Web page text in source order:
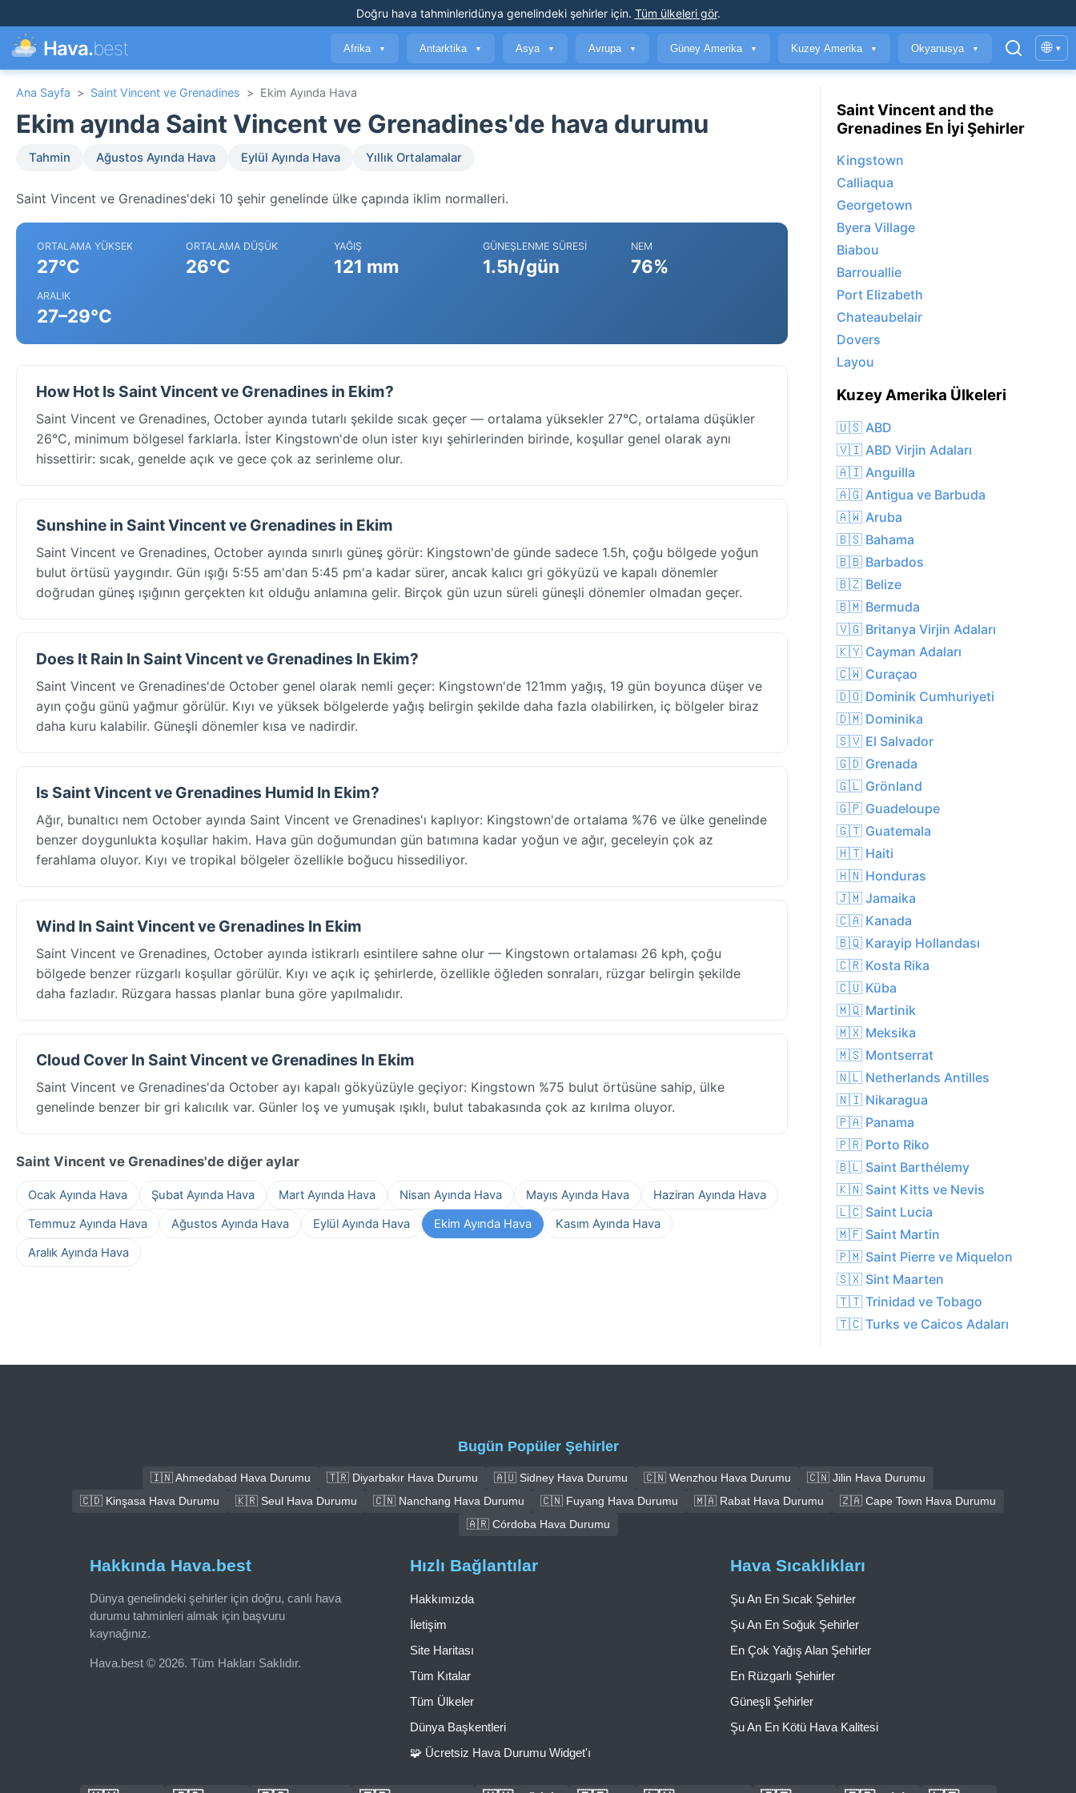
Doğru hava tahminleridünya genelindeki şehirler için. Tüm ülkeleri gör.
Hava.best Afrika ▼ Antarktika ▼ Asya ▼ Avrupa ▼ Güney Amerika ▼ Kuzey Amerika ▼ Okyanusya ▼ 🌐 ▾
Ana Sayfa > Saint Vincent ve Grenadines > Ekim Ayında Hava
Ekim ayında Saint Vincent ve Grenadines'de hava durumu
Tahmin Ağustos Ayında Hava Eylül Ayında Hava Yıllık Ortalamalar
Saint Vincent ve Grenadines'deki 10 şehir genelinde ülke çapında iklim normalleri.
ORTALAMA YÜKSEK
27°C
ORTALAMA DÜŞÜK
26°C
YAĞIŞ
121 mm
GÜNEŞLENME SÜRESI
1.5h/gün
NEM
76%
ARALIK
27–29°C
How Hot Is Saint Vincent ve Grenadines in Ekim?
Saint Vincent ve Grenadines, October ayında tutarlı şekilde sıcak geçer — ortalama yüksekler 27°C, ortalama düşükler
26°C, minimum bölgesel farklarla. İster Kingstown'de olun ister kıyı şehirlerinden birinde, koşullar genel olarak aynı
hissettirir: sıcak, genelde açık ve gece çok az serinleme olur.
Sunshine in Saint Vincent ve Grenadines in Ekim
Saint Vincent ve Grenadines, October ayında sınırlı güneş görür: Kingstown'de günde sadece 1.5h, çoğu bölgede yoğun
bulut örtüsü yaygındır. Gün ışığı 5:55 am'dan 5:45 pm'a kadar sürer, ancak kalıcı gri gökyüzü ve kapalı dönemler
doğrudan güneş ışığının gerçekten kıt olduğu anlamına gelir. Birçok gün uzun süreli güneşli dönemler olmadan geçer.
Does It Rain In Saint Vincent ve Grenadines In Ekim?
Saint Vincent ve Grenadines'de October genel olarak nemli geçer: Kingstown'de 121mm yağış, 19 gün boyunca düşer ve
ayın çoğu günü yağmur görülür. Kıyı ve yüksek bölgelerde yağış belirgin şekilde daha fazla olabilirken, iç bölgeler biraz
daha kuru kalabilir. Güneşli dönemler kısa ve nadirdir.
Is Saint Vincent ve Grenadines Humid In Ekim?
Ağır, bunaltıcı nem October ayında Saint Vincent ve Grenadines'ı kaplıyor: Kingstown'de ortalama %76 ve ülke genelinde
benzer doygunlukta koşullar hakim. Hava gün doğumundan gün batımına kadar yoğun ve ağır, geceleyin çok az
ferahlama oluyor. Kıyı ve tropikal bölgeler özellikle boğucu hissediliyor.
Wind In Saint Vincent ve Grenadines In Ekim
Saint Vincent ve Grenadines, October ayında istikrarlı esintilere sahne olur — Kingstown ortalaması 26 kph, çoğu
bölgede benzer rüzgarlı koşullar görülür. Kıyı ve açık iç şehirlerde, özellikle öğleden sonraları, rüzgar belirgin şekilde
daha fazladır. Rüzgara hassas planlar buna göre yapılmalıdır.
Cloud Cover In Saint Vincent ve Grenadines In Ekim
Saint Vincent ve Grenadines'da October ayı kapalı gökyüzüyle geçiyor: Kingstown %75 bulut örtüsüne sahip, ülke
genelinde benzer bir gri kalıcılık var. Günler loş ve yumuşak ışıklı, bulut tabakasında çok az kırılma oluyor.
Saint Vincent ve Grenadines'de diğer aylar
Ocak Ayında Hava Şubat Ayında Hava Mart Ayında Hava Nisan Ayında Hava Mayıs Ayında Hava
Haziran Ayında Hava
Temmuz Ayında Hava
Ağustos Ayında Hava Eylül Ayında Hava Ekim Ayında Hava
Kasım Ayında Hava
Aralık Ayında Hava
Saint Vincent and the
Grenadines En İyi Şehirler
Kingstown
Calliaqua
Georgetown
Byera Village
Biabou
Barrouallie
Port Elizabeth
Chateaubelair
Dovers
Layou
Kuzey Amerika Ülkeleri
🇺🇸 ABD
🇻🇮 ABD Virjin Adaları
🇦🇮 Anguilla
🇦🇬 Antigua ve Barbuda
🇦🇼 Aruba
🇧🇸 Bahama
🇧🇧 Barbados
🇧🇿 Belize
🇧🇲 Bermuda
🇻🇬 Britanya Virjin Adaları
🇰🇾 Cayman Adaları
🇨🇼 Curaçao
🇩🇴 Dominik Cumhuriyeti
🇩🇲 Dominika
🇸🇻 El Salvador
🇬🇩 Grenada
🇬🇱 Grönland
🇬🇵 Guadeloupe
🇬🇹 Guatemala
🇭🇹 Haiti
🇭🇳 Honduras
🇯🇲 Jamaika
🇨🇦 Kanada
🇧🇶 Karayip Hollandası
🇨🇷 Kosta Rika
🇨🇺 Küba
🇲🇶 Martinik
🇲🇽 Meksika
🇲🇸 Montserrat
🇳🇱 Netherlands Antilles
🇳🇮 Nikaragua
🇵🇦 Panama
🇵🇷 Porto Riko
🇧🇱 Saint Barthélemy
🇰🇳 Saint Kitts ve Nevis
🇱🇨 Saint Lucia
🇲🇫 Saint Martin
🇵🇲 Saint Pierre ve Miquelon
🇸🇽 Sint Maarten
🇹🇹 Trinidad ve Tobago
🇹🇨 Turks ve Caicos Adaları
Bugün Popüler Şehirler
🇮🇳 Ahmedabad Hava Durumu 🇹🇷 Diyarbakır Hava Durumu 🇦🇺 Sidney Hava Durumu 🇨🇳 Wenzhou Hava Durumu
🇨🇳 Jilin Hava Durumu
🇨🇩 Kinşasa Hava Durumu
🇰🇷 Seul Hava Durumu 🇨🇳 Nanchang Hava Durumu 🇨🇳 Fuyang Hava Durumu 🇲🇦 Rabat Hava Durumu
🇿🇦 Cape Town Hava Durumu
🇦🇷 Córdoba Hava Durumu
Hakkında Hava.best
Dünya genelindeki şehirler için doğru, canlı hava
durumu tahminleri almak için başvuru
kaynağınız.
Hava.best © 2026. Tüm Hakları Saklıdır.
Hızlı Bağlantılar
Hakkımızda
İletişim
Site Haritası
Tüm Kıtalar
Tüm Ülkeler
Dünya Başkentleri
🧩 Ücretsiz Hava Durumu Widget'ı
Hava Sıcaklıkları
Şu An En Sıcak Şehirler
Şu An En Soğuk Şehirler
En Çok Yağış Alan Şehirler
En Rüzgarlı Şehirler
Güneşli Şehirler
Şu An En Kötü Hava Kalitesi